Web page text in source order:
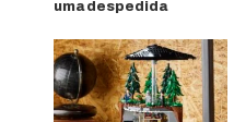
uma despedida